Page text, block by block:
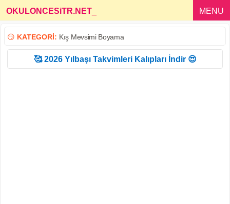
OKULONCESiTR.NET MENU
😏 KATEGORİ: Kış Mevsimi Boyama
🥰 2026 Yılbaşı Takvimleri Kalıpları İndir 😍